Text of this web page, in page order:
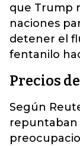
que Trump
naciones
detener el
fentanilo
Precios
Según
repuntaban